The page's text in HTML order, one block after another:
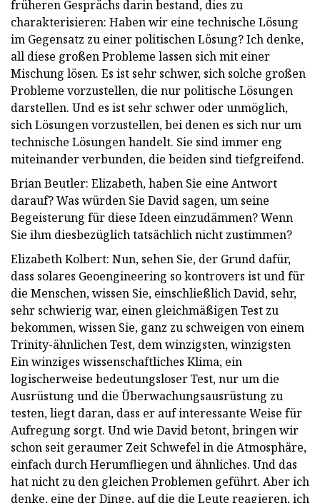
früheren Gesprächs darin bestand, dies zu
charakterisieren: Haben wir eine technische Lösung
im Gegensatz zu einer politischen Lösung? Ich denke,
all diese großen Probleme lassen sich mit einer
Mischung lösen. Es ist sehr schwer, sich solche großen
Probleme vorzustellen, die nur politische Lösungen
darstellen. Und es ist sehr schwer oder unmöglich,
sich Lösungen vorzustellen, bei denen es sich nur um
technische Lösungen handelt. Sie sind immer eng
miteinander verbunden, die beiden sind tiefgreifend.
Brian Beutler: Elizabeth, haben Sie eine Antwort
darauf? Was würden Sie David sagen, um seine
Begeisterung für diese Ideen einzudämmen? Wenn
Sie ihm diesbezüglich tatsächlich nicht zustimmen?
Elizabeth Kolbert: Nun, sehen Sie, der Grund dafür,
dass solares Geoengineering so kontrovers ist und für
die Menschen, wissen Sie, einschließlich David, sehr,
sehr schwierig war, einen gleichmäßigen Test zu
bekommen, wissen Sie, ganz zu schweigen von einem
Trinity-ähnlichen Test, dem winzigsten, winzigsten
Ein winziges wissenschaftliches Klima, ein
logischerweise bedeutungsloser Test, nur um die
Ausrüstung und die Überwachungsausrüstung zu
testen, liegt daran, dass er auf interessante Weise für
Aufregung sorgt. Und wie David betont, bringen wir
schon seit geraumer Zeit Schwefel in die Atmosphäre,
einfach durch Herumfliegen und ähnliches. Und das
hat nicht zu den gleichen Problemen geführt. Aber ich
denke, eine der Dinge, auf die die Leute reagieren, ich